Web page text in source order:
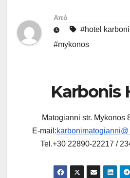
Από
#hotel
#mykonos
Karbonis
Matogianni str. Mykonos
E-mail:
Tel.+30 22890-22217 /